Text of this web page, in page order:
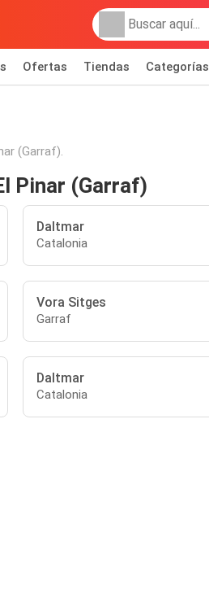
Ofertas Tiendas Categorías
(Garraf).
Pinar (Garraf)
Daltmar
Catalonia
Vora Sitges
Garraf
Daltmar
Catalonia